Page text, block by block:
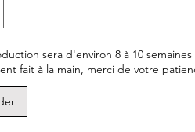
sera d'environ 8 à 10
fait à la main, merci de votre